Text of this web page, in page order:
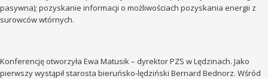
pasywna); pozyskanie informacji o możliwościach pozyskania energii z
surowców wtórnych.
Konferencję otworzyła Ewa Matusik – dyrektor PZS w Lędzinach. Jako
pierwszy wystąpił starosta bieruńsko-lędziński Bernard Bednorz. Wśród